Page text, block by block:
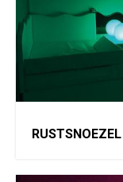
RUSTSNOEZEL